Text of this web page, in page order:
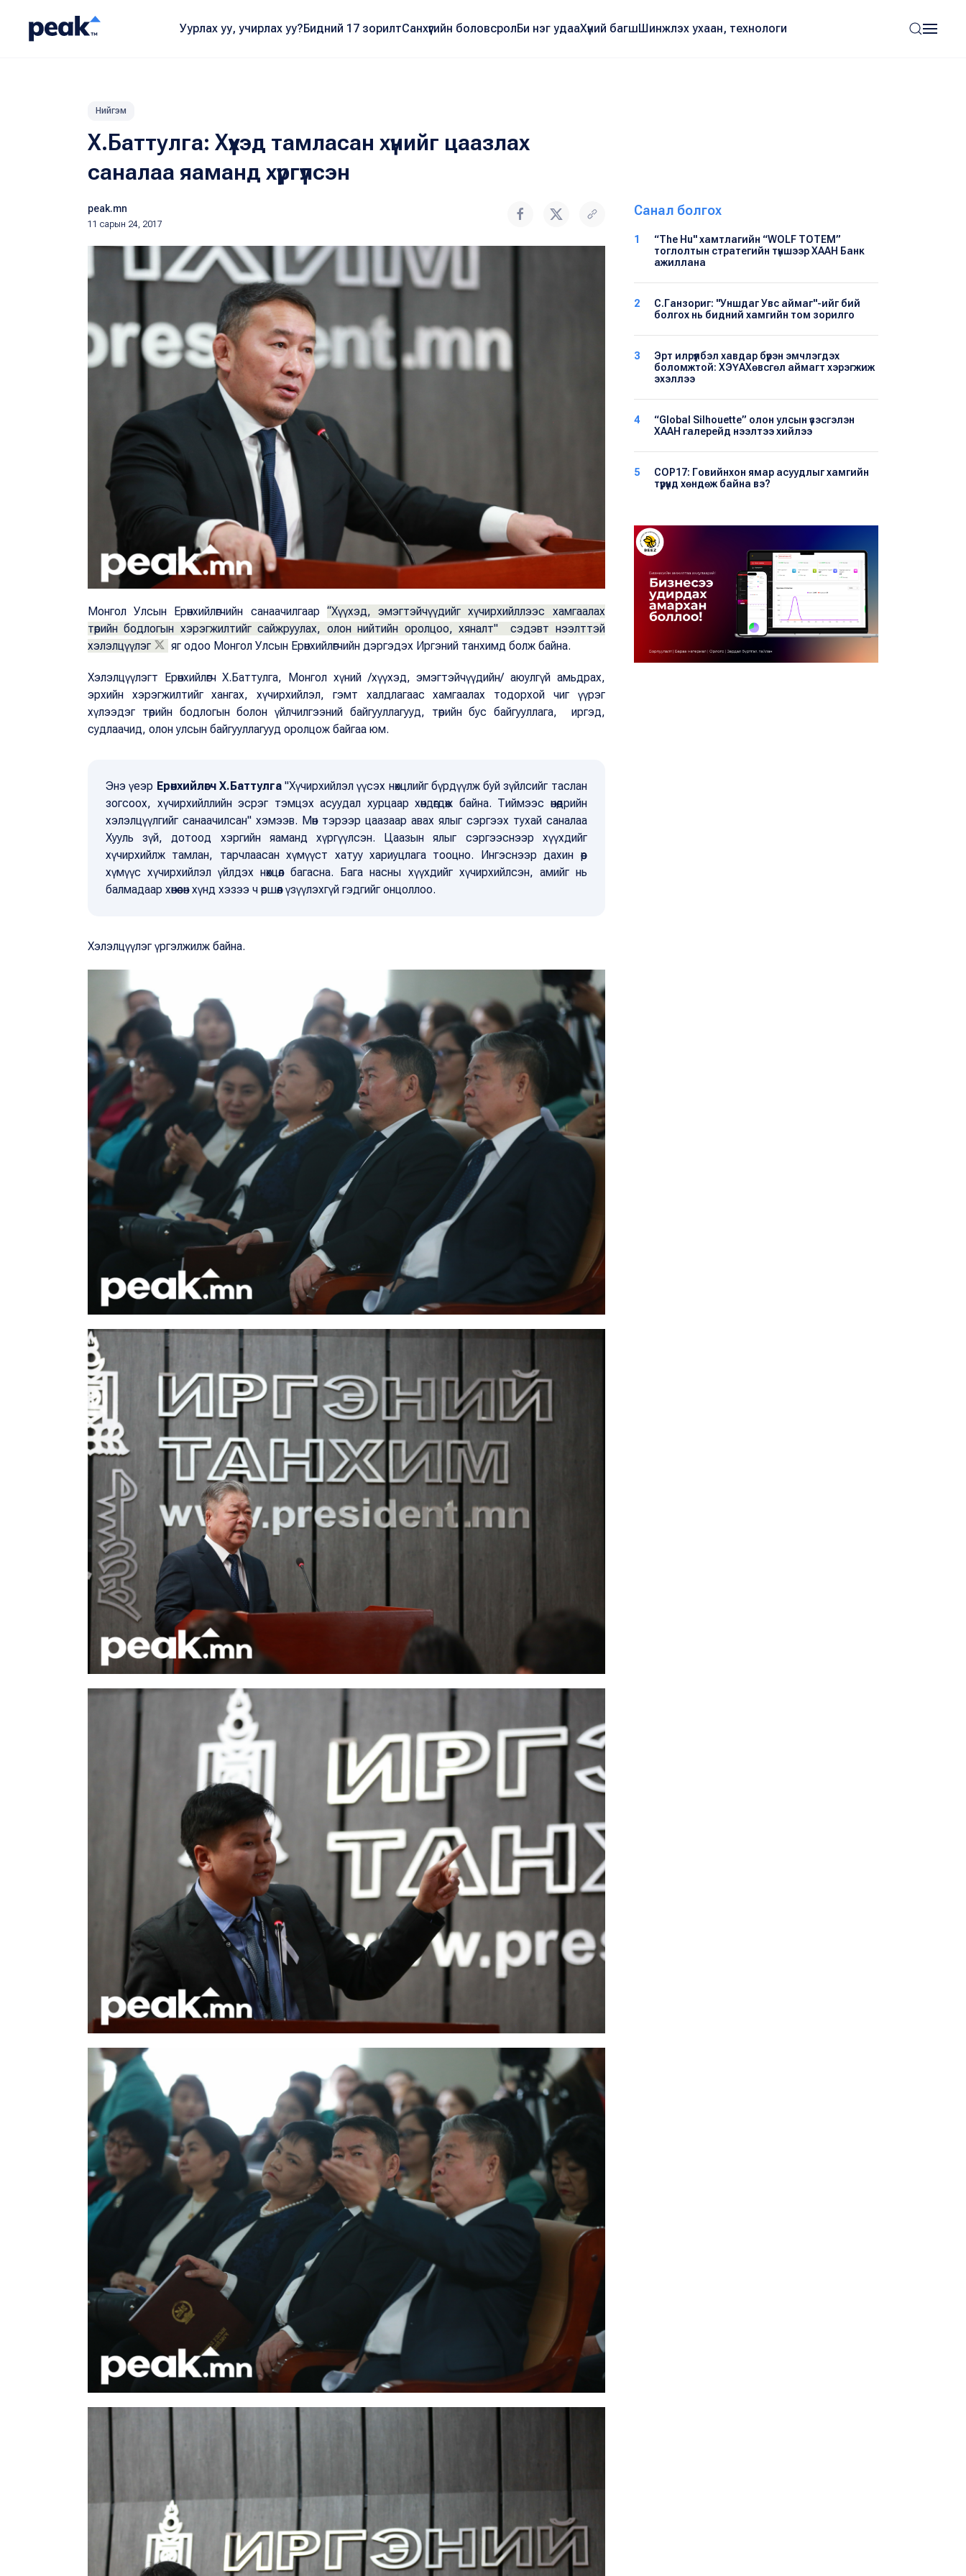
Уурлах уу, учирлах уу?Бидний 17 зорилтСанхүүгийн боловсролБи нэг удааХүний багшШинжлэх ухаан, технологи
Нийгэм
Х.Баттулга: Хүүхэд тамласан хүнийг цаазлах
саналаа яаманд хүргүүлсэн
peak.mn
11 сарын 24, 2017
Монгол Улсын Ерөнхийлөгчийн санаачилгаар “Хүүхэд, эмэгтэйчүүдийг хүчирхийллээс хамгаалах
төрийн бодлогын хэрэгжилтийг сайжруулах, олон нийтийн оролцоо, хяналт" сэдэвт нээлттэй
хэлэлцүүлэг
яг одоо Монгол Улсын Ерөнхийлөгчийн дэргэдэх Иргэний танхимд болж байна.
Хэлэлцүүлэгт Ерөнхийлөгч Х.Баттулга, Монгол хүний /хүүхэд, эмэгтэйчүүдийн/ аюулгүй амьдрах,
эрхийн хэрэгжилтийг хангах, хүчирхийлэл, гэмт халдлагаас хамгаалах тодорхой чиг үүрэг
хүлээдэг төрийн бодлогын болон үйлчилгээний байгууллагууд, төрийн бус байгууллага, иргэд,
судлаачид, олон улсын байгууллагууд оролцож байгаа юм.
Энэ үеэр Ерөнхийлөгч Х.Баттулга"Хүчирхийлэл үүсэх нөхцлийг бүрдүүлж буй зүйлсийг таслан
зогсоох, хүчирхийллийн эсрэг тэмцэх асуудал хурцаар хөндөгдөж байна. Тиймээс өнөөдрийн
хэлэлцүүлгийг санаачилсан" хэмээв. Мөн тэрээр цаазаар авах ялыг сэргээх тухай саналаа
Хууль зүй, дотоод хэргийн яаманд хүргүүлсэн. Цаазын ялыг сэргээснээр хүүхдийг
хүчирхийлж тамлан, тарчлаасан хүмүүст хатуу хариуцлага тооцно. Ингэснээр дахин өөр
хүмүүс хүчирхийлэл үйлдэх нөхцөл багасна. Бага насны хүүхдийг хүчирхийлсэн, амийг нь
балмадаар хөнөөсөн хүнд хэзээ ч өршөөл үзүүлэхгүй гэдгийг онцоллоо.
Хэлэлцүүлэг үргэлжилж байна.
Санал болгох
1
“The Hu" хамтлагийн “WOLF TOTEM”
тоглолтын стратегийн түншээр ХААН Банк
ажиллана
2
С.Ганзориг: "Уншдаг Увс аймаг"-ийг бий
болгох нь бидний хамгийн том зорилго
3
Эрт илрүүлбэл хавдар бүрэн эмчлэгдэх
боломжтой: ХЭҮА​Хөвсгөл аймагт хэрэгжиж
эхэллээ
4
“Global Silhouette” олон улсын үзэсгэлэн
ХААН галерейд нээлтээ хийлээ
5
COP17: Говийнхон ямар асуудлыг хамгийн
түрүүнд хөндөж байна вэ?